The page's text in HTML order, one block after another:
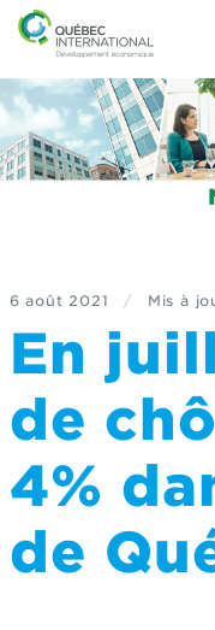
6 août 2021 / Mis à
En
de
4%
de